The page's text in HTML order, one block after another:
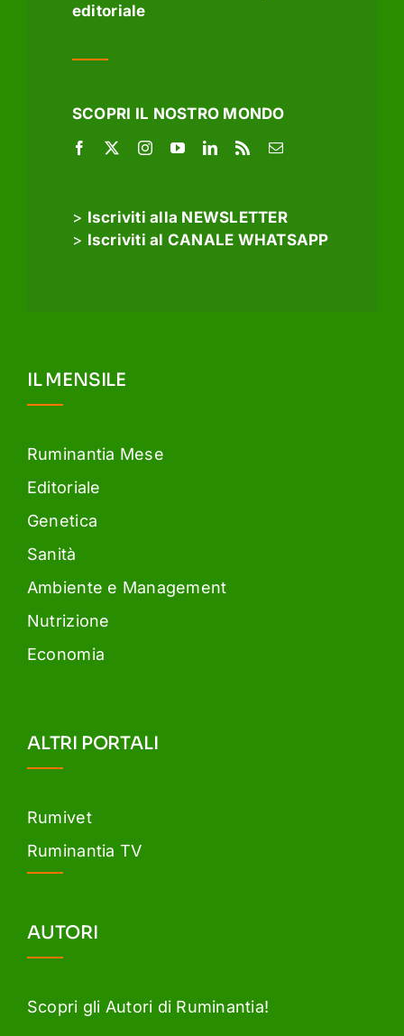
editoriale
SCOPRI IL NOSTRO MONDO
> Iscriviti alla NEWSLETTER
> Iscriviti al CANALE WHATSAPP
IL MENSILE
Ruminantia Mese
Editoriale
Genetica
Sanità
Ambiente e Management
Nutrizione
Economia
ALTRI PORTALI
Rumivet
Ruminantia TV
AUTORI
Scopri gli Autori di Ruminantia!